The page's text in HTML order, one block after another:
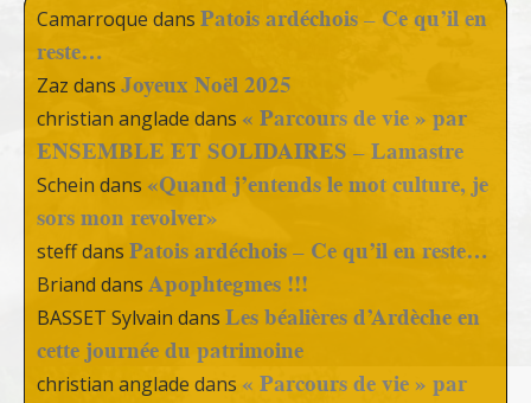
Camarroque dans Patois ardéchois – Ce qu’il en
reste…
Zaz dans Joyeux Noël 2025
christian anglade dans « Parcours de vie » par
ENSEMBLE ET SOLIDAIRES – Lamastre
Schein dans «Quand j’entends le mot culture, je
sors mon revolver»
steffdans Patois ardéchois – Ce qu’il en reste…
Briand dans Apophtegmes !!!
BASSET Sylvain dans Les béalières d’Ardèche en
cette journée du patrimoine
christian anglade dans « Parcours de vie » par